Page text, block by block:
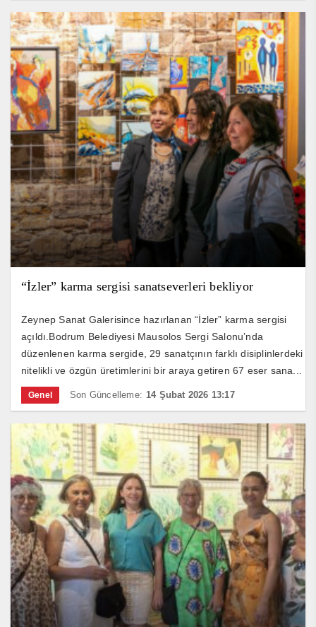
“İzler” karma sergisi sanatseverleri bekliyor
Zeynep Sanat Galerisince hazırlanan “İzler” karma sergisi
açıldı.Bodrum Belediyesi Mausolos Sergi Salonu’nda
düzenlenen karma sergide, 29 sanatçının farklı disiplinlerdeki
nitelikli ve özgün üretimlerini bir araya getiren 67 eser sana...
Genel Son Güncelleme: 14 Şubat 2026 13:17